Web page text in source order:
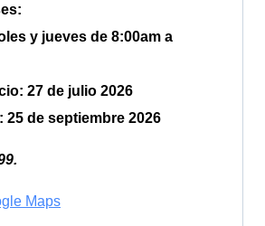
y jueves de 8:00am a
27 de julio 2026
25 de septiembre 2026
Maps